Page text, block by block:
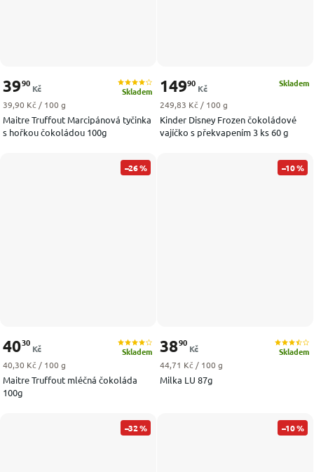
Maitre Truffout Marcipánová tyčinka
s hořkou čokoládou 100g
Skladem
3990
Kč
Měrná cena:
39,90 Kč / 100 g
Kinder Disney Frozen čokoládové
vajíčko s překvapením 3 ks 60 g
Skladem
14990
Kč
Měrná cena:
249,83 Kč / 100 g
–26 %
Maitre Truffout mléčná čokoláda
100g
Skladem
4030
Kč
Měrná cena:
40,30 Kč / 100 g
–10 %
Milka LU 87g
Skladem
3890
Kč
Měrná cena:
44,71 Kč / 100 g
–32 % –10 %